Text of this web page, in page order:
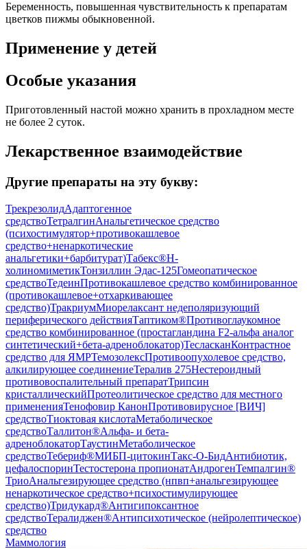
Беременность, повышенная чувствительность к препаратам
цветков пижмы обыкновенной.
Применение у детей
Особые указания
Приготовленный настой можно хранить в прохладном месте
не более 2 суток.
Лекарственное взаимодействие
Другие препараты на эту букву:
ТрекрезолидАдаптогенное
средствоТетралгинАнальгетическое средство
(психостимулятор+противокашлевое
средство+ненаркотические
анальгетики+барбитурат)Табекс®Н-
холиномиметикТонзиллин Эдас-125Гомеопатическое
средствоТедеинПротивокашлевое средство комбинированное
(противокашлевое+отхаркивающее
средство)ТракриумМиорелаксант недеполяризующий
периферического действияТаптиком®Противоглаукомное
средство комбинированное (простагландина F2-альфа аналог
синтетический+бета-адреноблокатор)ТесласканКонтрастное
средство для ЯМРТемозолексПротивоопухолевое средство,
алкилирующее соединениеТералив 275Нестероидный
противовоспалительный препаратТрипсин
кристаллическийПротеолитическое средство для местного
примененияТенофовир КанонПротивовирусное [ВИЧ]
средствоТиоктовая кислотаМетаболическое
средствоТаллитон®Альфа- и бета-
адреноблокаторТаустинМетаболическое
средствоТебериф®МИБП-цитокинТакс-О-БидАнтибиотик,
цефалоспоринТестостерона пропионатАндрогенТемпалгин®
ТриоАнальгезирующее средство (нпвп+анальгезирующее
ненаркотическое средство+психостимулирующее
средство)Тридукард®Антигипоксантное
средствоТералиджен®Антипсихотическое (нейролептическое)
средство
Маммология